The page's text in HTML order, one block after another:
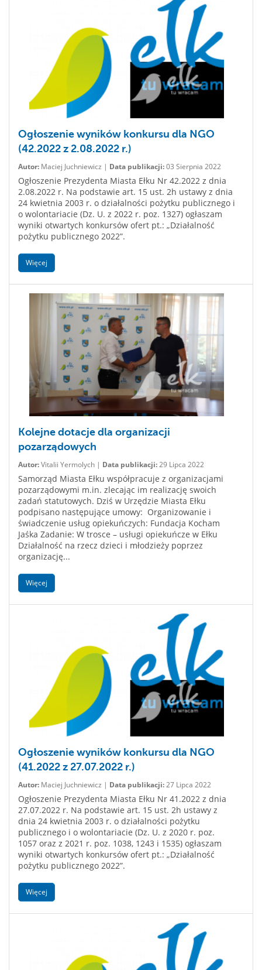
Ogłoszenie wyników konkursu dla NGO
(42.2022 z 2.08.2022 r.)
Autor: Maciej Juchniewicz | Data publikacji:03 Sierpnia 2022
Ogłoszenie Prezydenta Miasta Ełku Nr 42.2022 z dnia
2.08.2022 r. Na podstawie art. 15 ust. 2h ustawy z dnia
24 kwietnia 2003 r. o działalności pożytku publicznego i
o wolontariacie (Dz. U. z 2022 r. poz. 1327) ogłaszam
wyniki otwartych konkursów ofert pt.: „Działalność
pożytku publicznego 2022”.
Więcej
Kolejne dotacje dla organizacji
pozarządowych
Autor:Vitalii Yermolych | Data publikacji:29 Lipca 2022
Samorząd Miasta Ełku współpracuje z organizacjami
pozarządowymi m.in. zlecając im realizację swoich
zadań statutowych. Dziś w Urzędzie Miasta Ełku
podpisano następujące umowy: Organizowanie i
świadczenie usług opiekuńczych: Fundacja Kocham
Jaśka Zadanie: W trosce – usługi opiekuńcze w Ełku
Działalność na rzecz dzieci i młodzieży poprzez
organizację...
Więcej
Ogłoszenie wyników konkursu dla NGO
(41.2022 z 27.07.2022 r.)
Autor: Maciej Juchniewicz | Data publikacji:27 Lipca 2022
Ogłoszenie Prezydenta Miasta Ełku Nr 41.2022 z dnia
27.07.2022 r. Na podstawie art. 15 ust. 2h ustawy z
dnia 24 kwietnia 2003 r. o działalności pożytku
publicznego i o wolontariacie (Dz. U. z 2020 r. poz.
1057 oraz z 2021 r. poz. 1038, 1243 i 1535) ogłaszam
wyniki otwartych konkursów ofert pt.: „Działalność
pożytku publicznego 2022”.
Więcej